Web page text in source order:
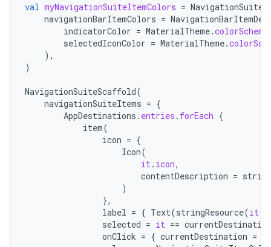
val myNavigationSuiteItemColors =
navigationBarItemColors =
indicatorColor = MaterialTheme.colorScheme
selectedIconColor = MaterialTheme.
),
)
NavigationSuiteScaffold(
navigationSuiteItems = {
AppDestinations . entries . forEach {
item(
icon = {
Icon(
it . icon,
contentDescription =
)
},
label = { Text(stringResource(it
selected = it == currentDestination
onClick = { currentDestination =